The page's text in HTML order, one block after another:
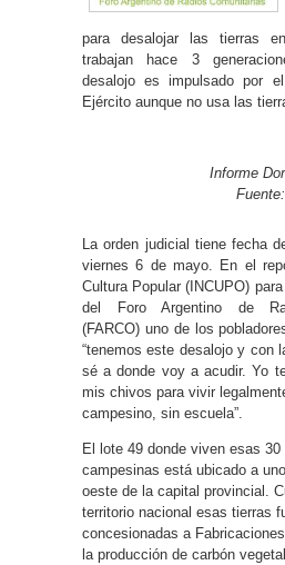
para desalojar las tierras
trabajan hace 3
desalojo es impulsado por
Ejército aunque no usa las
Informe
La orden judicial tiene fecha
viernes 6 de mayo. En el
Cultura Popular (INCUPO)
del Foro Argentino de
(FARCO) uno de los
“tenemos este desalojo y con
sé a donde voy a acudir. Yo
mis chivos para vivir
campesino, sin escuela”.
El lote 49 donde viven esas 30
campesinas está ubicado a
oeste de la capital provincial.
territorio nacional esas tierras
concesionadas a
la producción de carbón